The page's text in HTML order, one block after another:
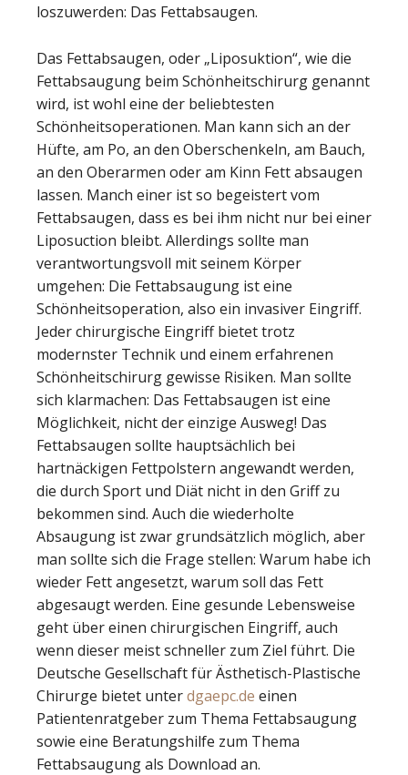
loszuwerden: Das Fettabsaugen.
Das Fettabsaugen, oder „Liposuktion“, wie die
Fettabsaugung beim Schönheitschirurg genannt
wird, ist wohl eine der beliebtesten
Schönheitsoperationen. Man kann sich an der
Hüfte, am Po, an den Oberschenkeln, am Bauch,
an den Oberarmen oder am Kinn Fett absaugen
lassen. Manch einer ist so begeistert vom
Fettabsaugen, dass es bei ihm nicht nur bei einer
Liposuction bleibt. Allerdings sollte man
verantwortungsvoll mit seinem Körper
umgehen: Die Fettabsaugung ist eine
Schönheitsoperation, also ein invasiver Eingriff.
Jeder chirurgische Eingriff bietet trotz
modernster Technik und einem erfahrenen
Schönheitschirurg gewisse Risiken. Man sollte
sich klarmachen: Das Fettabsaugen ist eine
Möglichkeit, nicht der einzige Ausweg! Das
Fettabsaugen sollte hauptsächlich bei
hartnäckigen Fettpolstern angewandt werden,
die durch Sport und Diät nicht in den Griff zu
bekommen sind. Auch die wiederholte
Absaugung ist zwar grundsätzlich möglich, aber
man sollte sich die Frage stellen: Warum habe ich
wieder Fett angesetzt, warum soll das Fett
abgesaugt werden. Eine gesunde Lebensweise
geht über einen chirurgischen Eingriff, auch
wenn dieser meist schneller zum Ziel führt. Die
Deutsche Gesellschaft für Ästhetisch-Plastische
Chirurge bietet unterdgaepc.de einen
Patientenratgeber zum Thema Fettabsaugung
sowie eine Beratungshilfe zum Thema
Fettabsaugung als Download an.